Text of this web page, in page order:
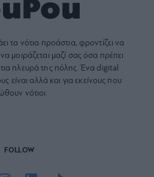
τα νότια προάστια, φροντίζει να
μοιράζεται μαζί σας όσα πρέπει
πλευρά της πόλης. Ένα digital
είναι αλλά και για εκείνους που
νότιοι.
FOLLOW